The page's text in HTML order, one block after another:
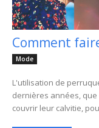
Comment
Mode
L'utilisation de
dernières années,
couvrir leur calvitie,